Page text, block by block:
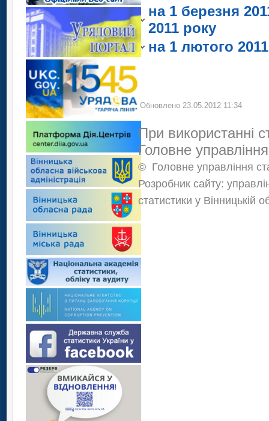
на 1 березня
2011 року
Шаргородський
Ямпільський
на 1 лютого
Чечельницький
Шаргородський
Ямпільський
Обновлено 23.05.2012 11:34
При використанні
Головне
© Головне управління
Розробник сайту:
статистики у Вінницькій